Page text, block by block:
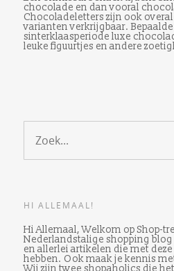
chocolade en dan vooral
Chocoladeletters zijn ook
varianten verkrijgbaar.
sinterklaasperiode luxe
leuke figuurtjes en andere
HI ALLEMAAL!
Hi Allemaal, Welkom op Shop-
Nederlandstalige shopping
en allerlei artikelen die met
hebben. Ook maak je kennis
Wij zijn twee shopaholics die